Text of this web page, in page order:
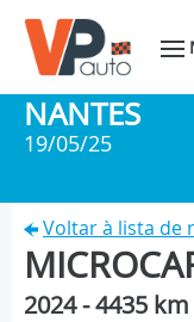
NANTES
19/05/25
Voltar à lista de
2024 - 4435 km